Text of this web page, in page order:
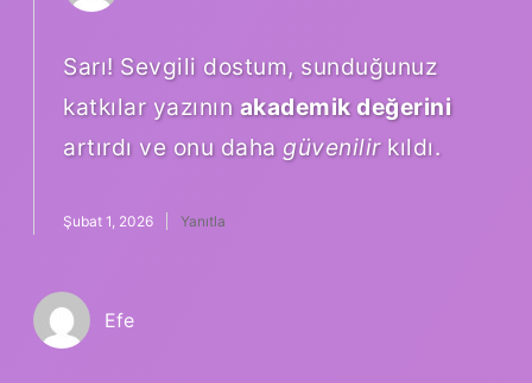
Sarı! Sevgili dostum, sunduğunuz
katkılar yazının akademik değerini
artırdı ve onu daha güvenilirkıldı.
Şubat 1, 2026 Yanıtla
Efe